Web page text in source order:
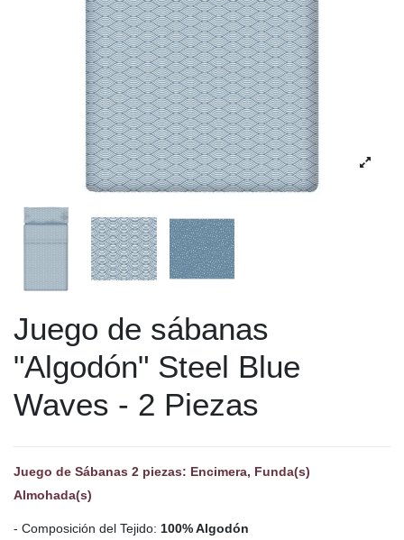
Juego de sábanas
"Algodón" Steel Blue
Waves - 2 Piezas
Juego de Sábanas 2 piezas: Encimera, Funda(s)
Almohada(s)
- Composición del Tejido: 100% Algodón